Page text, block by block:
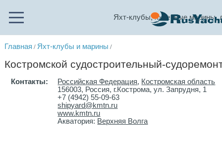
Яхт-клубы, яхтенные марины,
Главная / Яхт-клубы и марины /
Костромской судостроительный-
Контакты: Российская Федерация, Костромская область
156003, Россия, г.Кострома, ул. Запрудня, 1
+7 (4942) 55-09-63
shipyard@kmtn.ru
www.kmtn.ru
Акватория: Верхняя Волга